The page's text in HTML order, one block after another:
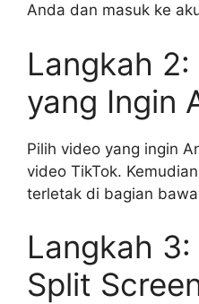
Anda dan masuk ke
Langkah
yang Ingin
Pilih video yang ingin
video TikTok.
terletak di bagian
Langkah
Split